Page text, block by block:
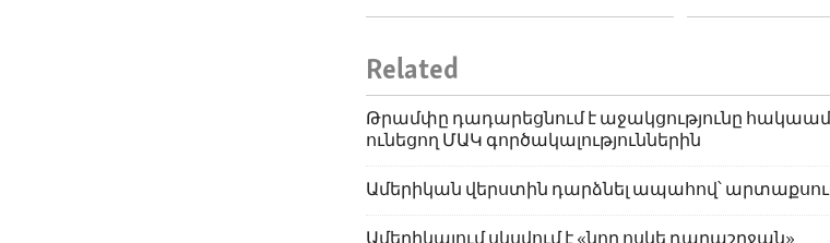
Related
Թրամփը դադարեցնում է աջակցությունը
ունեցող ՄԱԿ գործակալություններին
Ամերիկան վերստին դարձնել ապահով՝
Ամերիկայում սկսվում է «նոր ոսկե դարաշրջան»